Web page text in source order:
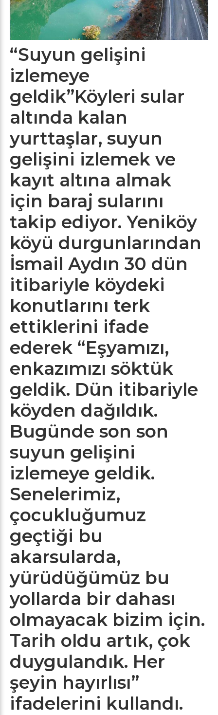
“Suyun gelişini
izlemeye
geldik”Köyleri sular
altında kalan
yurttaşlar, suyun
gelişini izlemek ve
kayıt altına almak
için baraj sularını
takip ediyor. Yeniköy
köyü durgunlarından
İsmail Aydın 30 dün
itibariyle köydeki
konutlarını terk
ettiklerini ifade
ederek “Eşyamızı,
enkazımızı söktük
geldik. Dün itibariyle
köyden dağıldık.
Bugünde son son
suyun gelişini
izlemeye geldik.
Senelerimiz,
çocukluğumuz
geçtiği bu
akarsularda,
yürüdüğümüz bu
yollarda bir dahası
olmayacak bizim için.
Tarih oldu artık, çok
duygulandık. Her
şeyin hayırlısı”
ifadelerini kullandı.